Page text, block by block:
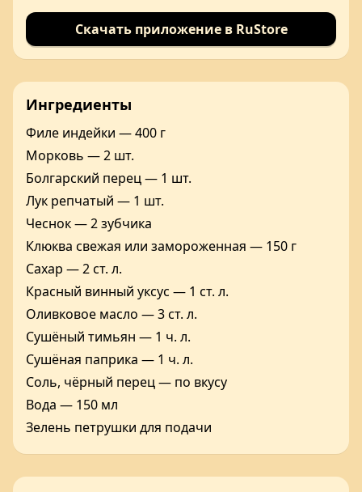
Скачать приложение в RuStore
Ингредиенты
Филе индейки — 400 г
Морковь — 2 шт.
Болгарский перец — 1 шт.
Лук репчатый — 1 шт.
Чеснок — 2 зубчика
Клюква свежая или замороженная — 150 г
Сахар — 2 ст. л.
Красный винный уксус — 1 ст. л.
Оливковое масло — 3 ст. л.
Сушёный тимьян — 1 ч. л.
Сушёная паприка — 1 ч. л.
Соль, чёрный перец — по вкусу
Вода — 150 мл
Зелень петрушки для подачи